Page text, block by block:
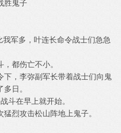
胜鬼子
军多，叶连长命令战士们急急
都伤亡不小。
下，李弥副军长带着战士们向鬼
日。
斗在早上就开始。
烈攻击松山阵地上鬼子。